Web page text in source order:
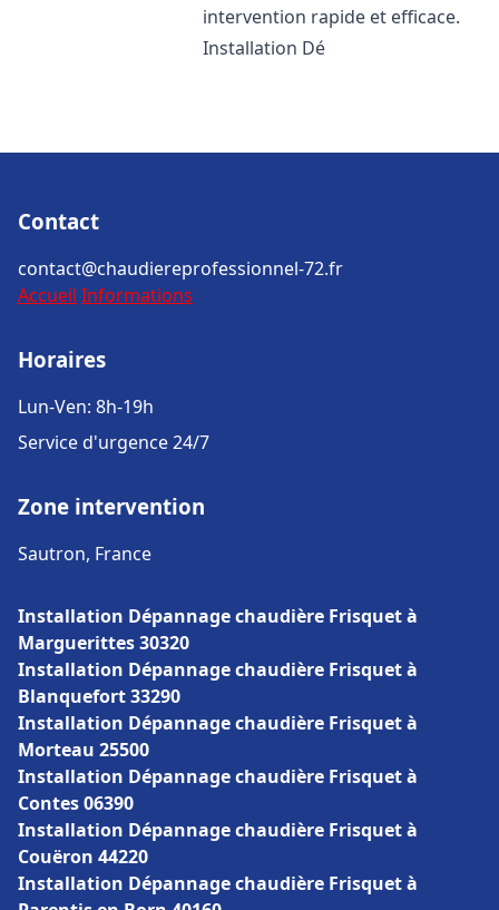
intervention rapide et efficace.
Installation Dé
Contact
contact@chaudiereprofessionnel-72.fr
Accueil Informations
Horaires
Lun-Ven: 8h-19h
Service d'urgence 24/7
Zone intervention
Sautron, France
Installation Dépannage chaudière Frisquet à
Marguerittes 30320
Installation Dépannage chaudière Frisquet à
Blanquefort 33290
Installation Dépannage chaudière Frisquet à
Morteau 25500
Installation Dépannage chaudière Frisquet à
Contes 06390
Installation Dépannage chaudière Frisquet à
Couëron 44220
Installation Dépannage chaudière Frisquet à